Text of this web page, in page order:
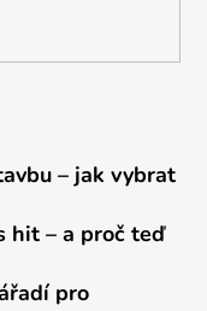
– jak vybrat
hit – a proč teď
pro